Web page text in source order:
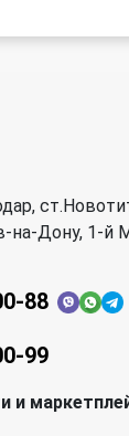
на-Дону, 1-й
88
99
и